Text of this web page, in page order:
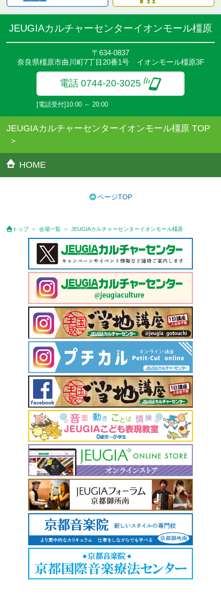
JEUGIAカルチャーセンターイオンモール橿原
〒634-0837
奈良県橿原市曲川町7丁目20番1号 イオンモール橿原3F
電話 0744-20-3025
[電話受付]10:00 ～ 20:00
JEUGIAカルチャーセンターイオンモール橿原 TOP
HOME
ページTOP
トップ 会場一覧 JEUGIAカルチャーセンターイオンモール橿原